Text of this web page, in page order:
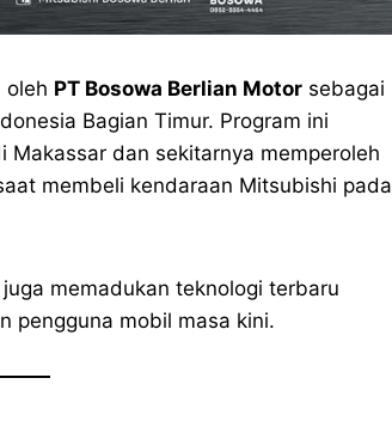
oleh PT Bosowa Berlian Motor sebagai
Bagian Timur. Program ini
dan sekitarnya memperoleh
membeli kendaraan Mitsubishi pada
memadukan teknologi terbaru
pengguna mobil masa kini.